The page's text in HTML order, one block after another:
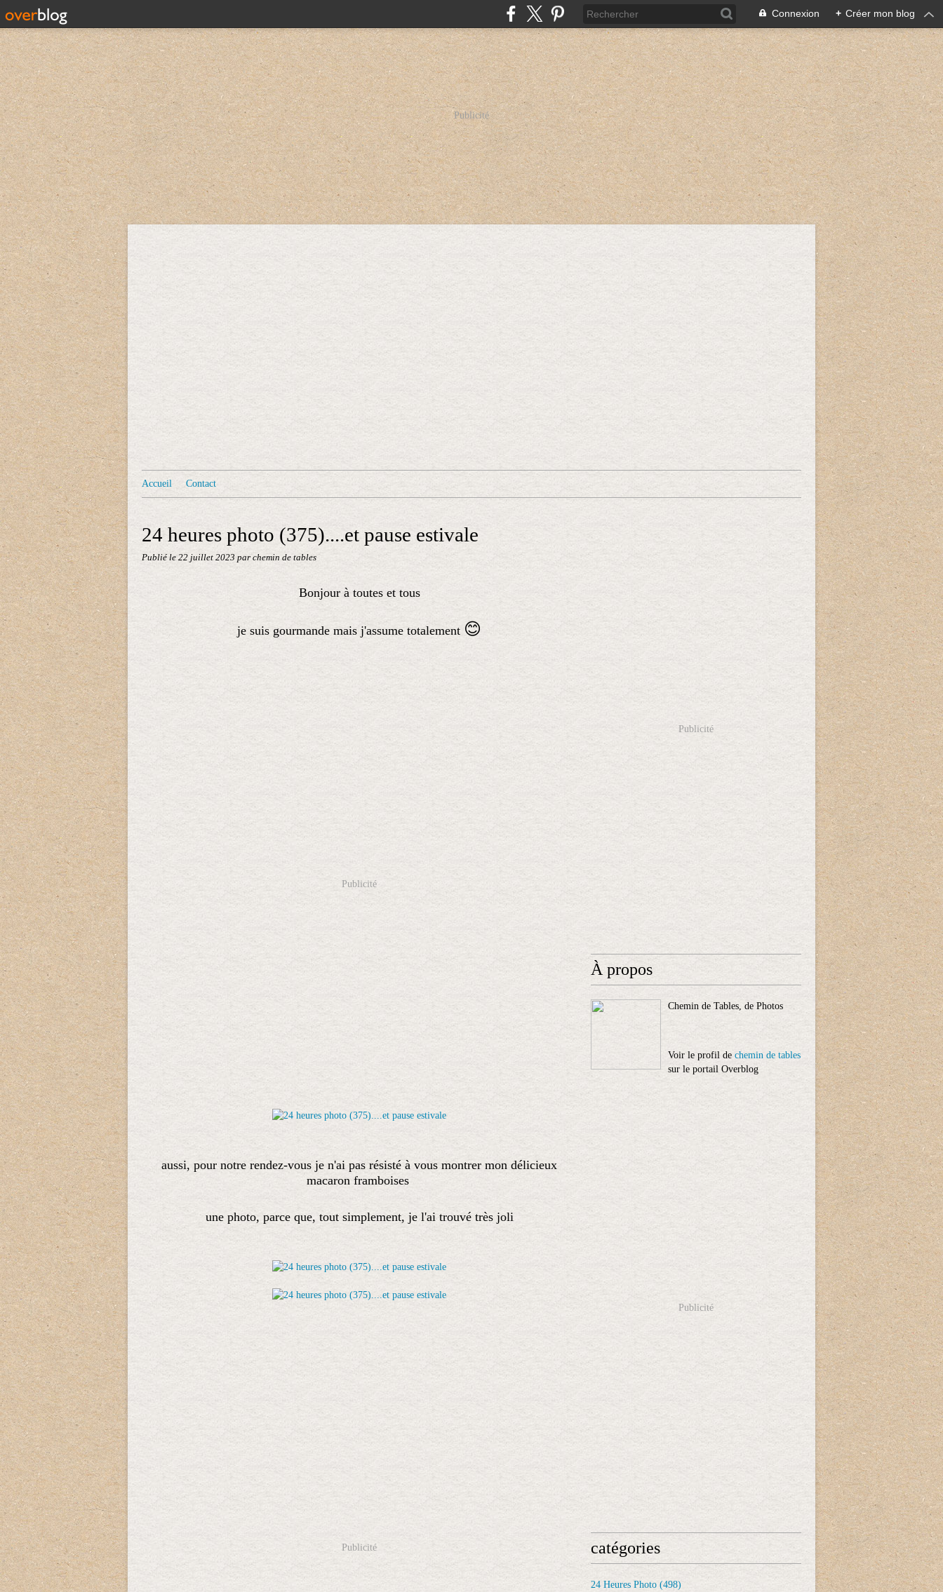
Connexion + Créer mon blog
Publicité
Accueil Contact
24 heures photo (375)....et pause estivale
Publié le 22 juillet 2023 par chemin de tables
Bonjour à toutes et tous
je suis gourmande mais j'assume totalement 😊
Publicité
aussi, pour notre rendez-vous je n'ai pas résisté à vous montrer mon délicieux
macaron framboises
une photo, parce que, tout simplement, je l'ai trouvé très joli
Publicité
Publicité
À propos
Chemin de Tables, de Photos
Voir le profil de chemin de tables
sur le portail Overblog
Publicité
catégories
24 Heures Photo (498)